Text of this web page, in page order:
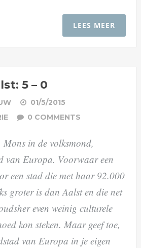
LEES MEER
5 – 0
01/5/2015
0 COMMENTS
in de volksmond,
van Europa. Voorwaar een
een stad die met haar 92.000
groter is dan Aalst en die net
even weinig culturele
kon steken. Maar geef toe,
van Europa in je eigen